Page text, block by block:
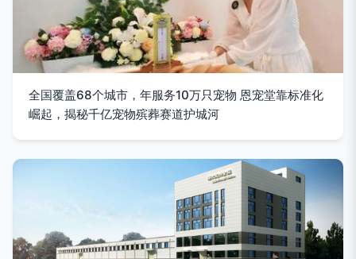
全国覆盖68个城市，年服务10万只宠物 恩宠堂靠标准化
崛起，揭秘千亿宠物殡葬赛道护城河